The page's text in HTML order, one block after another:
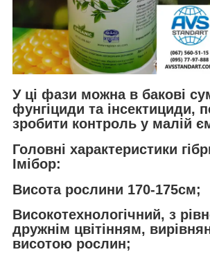
У ці фази можна в бакові
фунгіциди та інсектициди,
зробити контроль у малій
Головні характеристики
Імібор:
Висота рослини 170-175см;
Високотехнологічний, з
дружнім цвітінням,
висотою рослин;